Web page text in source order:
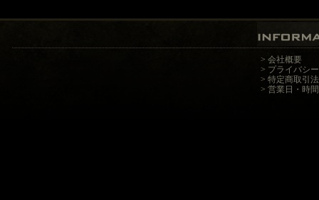
> 会社概要
> プライバシ
> 特定商取引
> 営業日・時